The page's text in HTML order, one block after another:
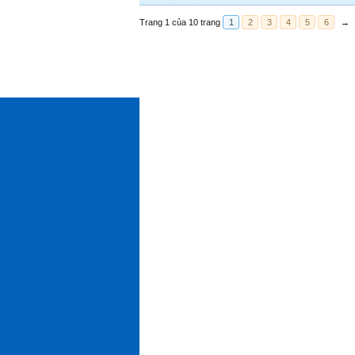
Trang 1 của 10 trang 1 2 3 4 5 6 →